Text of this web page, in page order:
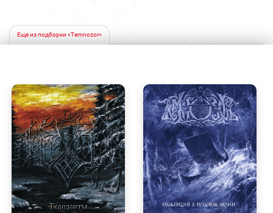
Еще из подборки «Temnozor»